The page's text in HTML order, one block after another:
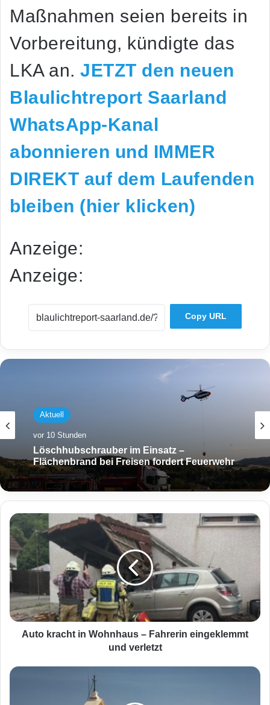
Maßnahmen seien bereits in
Vorbereitung, kündigte das
LKA an. JETZT den neuen
Blaulichtreport Saarland
WhatsApp-Kanal
abonnieren und IMMER
DIREKT auf dem Laufenden
bleiben (hier klicken)
Anzeige:
Anzeige:
Copy URL
Aktuell
vor 10 Stunden
Löschhubschrauber im Einsatz –
Flächenbrand bei Freisen fordert Feuerwehr
A
u
t
o
k
r
a
c
h
W
Auto kracht in Wohnhaus – Fahrerin eingeklemmt
und verletzt
A